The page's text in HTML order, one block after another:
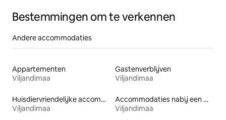
Bestemmingen om te verkennen
Andere accommodaties
Appartementen
Viljandimaa
Gastenverblijven
Viljandimaa
Huisdiervriendelijke accommodaties
Viljandimaa
Accommodaties nabij een meer
Viljandimaa